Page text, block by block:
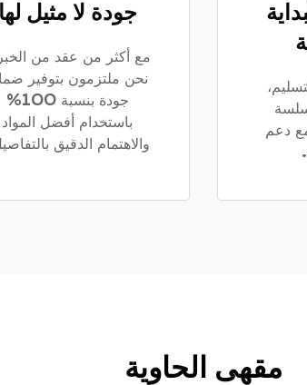
دعم
جودة لا مثيل
مع أكثر من عقد من
نحن ملتزمون بتوفير
جودة بنسبة 100%
باستخدام أفضل المواد
والاهتمام الدقيق
مقهى الحاوية